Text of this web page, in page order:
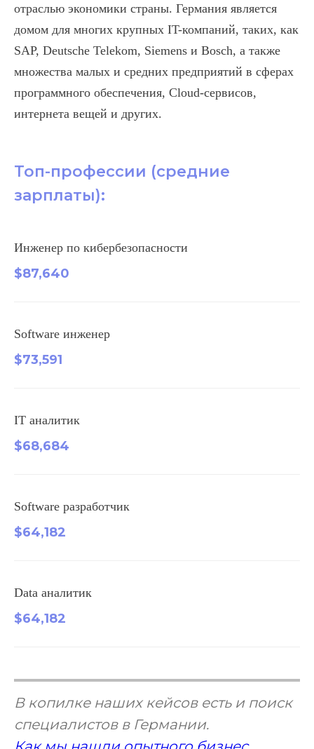
отраслью экономики страны. Германия является
домом для многих крупных IT-компаний, таких, как
SAP, Deutsche Telekom, Siemens и Bosch, а также
множества малых и средних предприятий в сферах
программного обеспечения, Cloud-сервисов,
интернета вещей и других.
Топ-профессии (средние
зарплаты):
Инженер по кибербезопасности
$87,640
Software инженер
$73,591
IT аналитик
$68,684
Software разработчик
$64,182
Data аналитик
$64,182
В копилке наших кейсов есть и поиск
специалистов в Германии.